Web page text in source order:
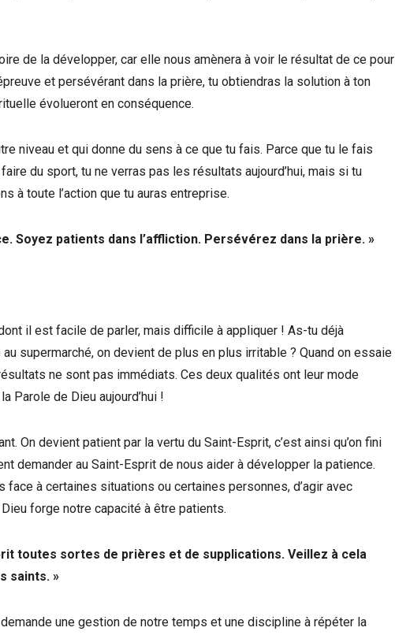
de la développer, car elle nous amènera à voir le résultat de ce pour
et persévérant dans la prière, tu obtiendras la solution à ton
évolueront en conséquence.
niveau et qui donne du sens à ce que tu fais. Parce que tu le fais
du sport, tu ne verras pas les résultats aujourd’hui, mais si tu
à toute l’action que tu auras entreprise.
Soyez patients dans l’affliction. Persévérez dans la prière. »
il est facile de parler, mais difficile à appliquer ! As-tu déjà
supermarché, on devient de plus en plus irritable ? Quand on essaie
ne sont pas immédiats. Ces deux qualités ont leur mode
Parole de Dieu aujourd’hui !
On devient patient par la vertu du Saint-Esprit, c’est ainsi qu’on fini
demander au Saint-Esprit de nous aider à développer la patience.
à certaines situations ou certaines personnes, d’agir avec
forge notre capacité à être patients.
toutes sortes de prières et de supplications. Veillez à cela
saints. »
une gestion de notre temps et une discipline à répéter la